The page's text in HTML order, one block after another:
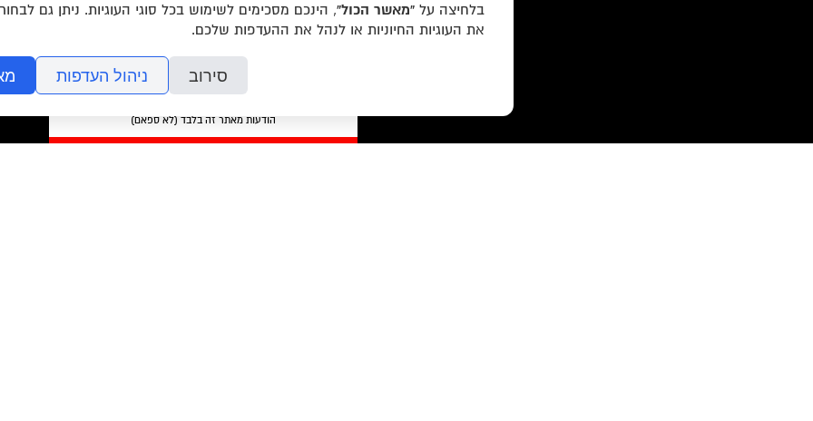
הודעות מאתר זה בלבד (לא ספאם)
בלחיצה על “מאשר הכול”, הינכם מסכימים לשימוש בכל סוגי העוגיות. ניתן גם
את העוגיות החיוניות או לנהל את ההעדפות שלכם.
סירוב ניהול העדפות